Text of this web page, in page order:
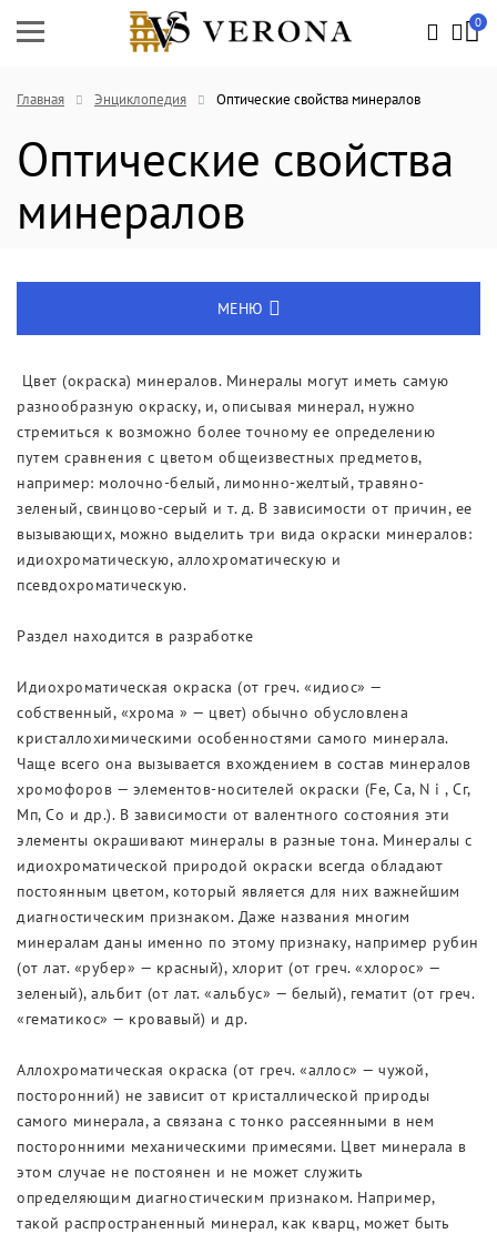
0
Главная Энциклопедия Оптические свойства минералов
Оптические свойства
минералов
МЕНЮ
Новости
Выставки
Цвет (окраска) минералов. Минералы могут иметь самую
разнообразную окраску, и, описывая минерал, нужно
стремиться к возможно более точному ее определению
путем сравнения с цветом общеизвестных предметов,
например: молочно-белый, лимонно-желтый, травяно-
зеленый, свинцово-серый и т. д. В зависимости от причин, ее
вызывающих, можно выделить три вида окраски минералов:
идиохроматическую, аллохроматическую и
псевдохроматическую.
Раздел находится в разработке
Идиохроматическая окраска (от греч. «идиос» —
собственный, «хрома » — цвет) обычно обусловлена
кристаллохимическими особенностями самого минерала.
Чаще всего она вызывается вхождением в состав минералов
хромофоров — элементов-носителей окраски (Fe, Са, N i , Сг,
Мп, Со и др.). В зависимости от валентного состояния эти
элементы окрашивают минералы в разные тона. Минералы с
идиохроматической природой окраски всегда обладают
постоянным цветом, который является для них важнейшим
диагностическим признаком. Даже названия многим
минералам даны именно по этому признаку, например рубин
(от лат. «рубер» — красный), хлорит (от греч. «хлорос» —
зеленый), альбит (от лат. «альбус» — белый), гематит (от греч.
«гематикос» — кровавый) и др.
Аллохроматическая окраска (от греч. «аллос» — чужой,
посторонний) не зависит от кристаллической природы
самого минерала, а связана с тонко рассеянными в нем
посторонними механическими примесями. Цвет минерала в
этом случае не постоянен и не может служить
определяющим диагностическим признаком. Например,
такой распространенный минерал, как кварц, может быть